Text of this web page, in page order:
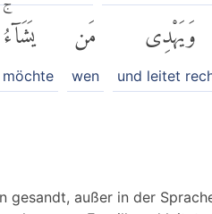
وَيَهْدِى
und leitet
مَن
wen
يَشَآءُۚ
gesandt, außer in der